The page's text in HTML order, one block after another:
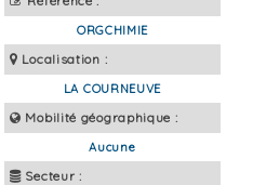
ORGCHIMIE
Localisation :
LA COURNEUVE
Mobilité géographique :
Aucune
Secteur :